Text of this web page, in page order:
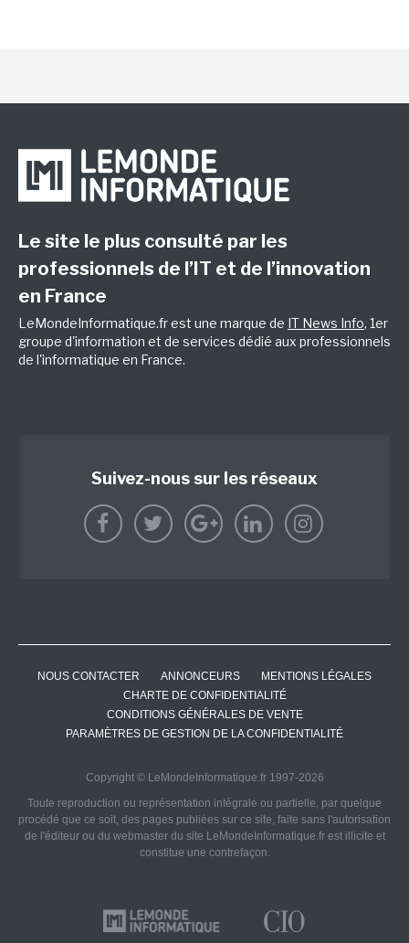
Le site le plus consulté par les
professionnels de l’IT et de l’innovation
en France
LeMondeInformatique.fr est une marque de IT News Info, 1er
groupe d'information et de services dédié aux professionnels
de l'informatique en France.
Suivez-nous sur les réseaux
NOUS CONTACTER ANNONCEURS
MENTIONS LÉGALES
CHARTE DE CONFIDENTIALITÉ
CONDITIONS GÉNÉRALES DE VENTE
PARAMÈTRES DE GESTION DE LA CONFIDENTIALITÉ
Copyright © LeMondeInformatique.fr 1997-2026
Toute reproduction ou représentation intégrale ou partielle, par quelque
procédé que ce soit, des pages publiées sur ce site, faite sans l'autorisation
de l'éditeur ou du webmaster du site LeMondeInformatique.fr est illicite et
constitue une contrefaçon.